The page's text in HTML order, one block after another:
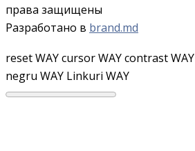
права защищены
Разработано в brand.md
reset WAYcursor WAYcontrast WAY
negru WAY Linkuri WAY